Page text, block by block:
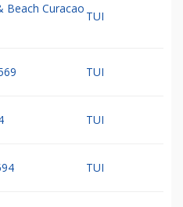
Beach Curacao
TUI
TUI
TUI
TUI